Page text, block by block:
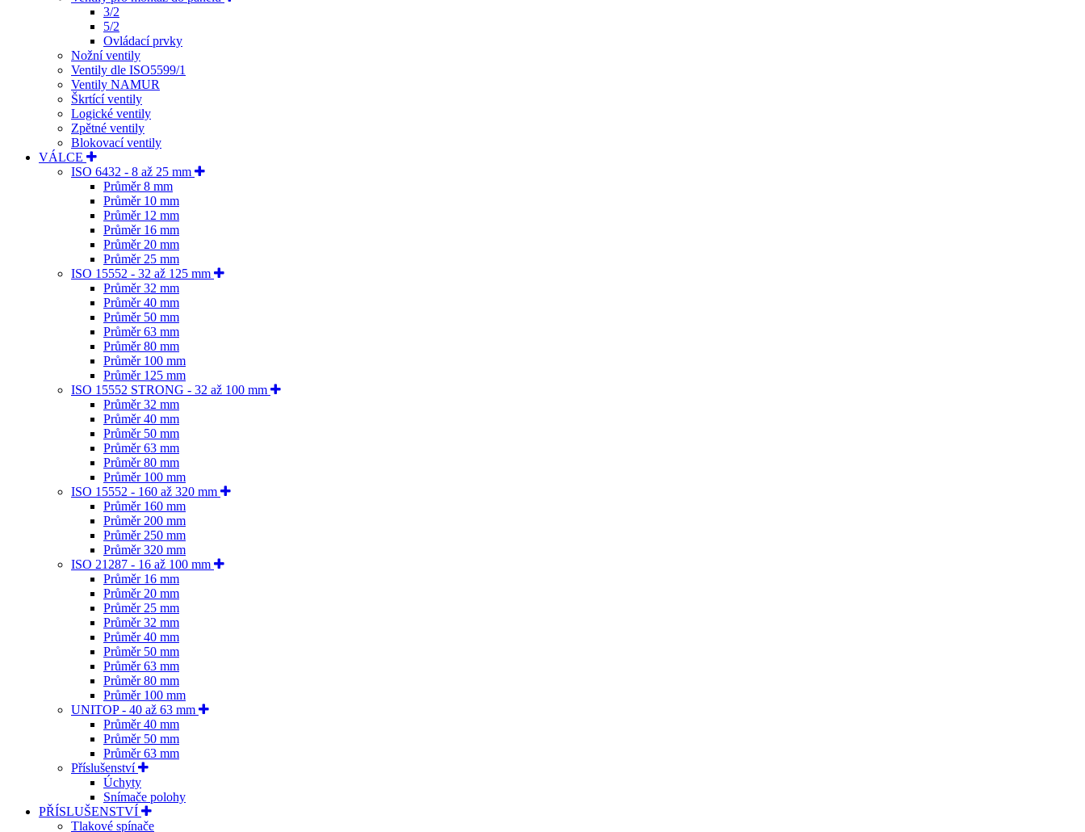
3/2
5/2
Ovládací prvky
Nožní ventily
Ventily dle ISO5599/1
Ventily NAMUR
Škrtící ventily
Logické ventily
Zpětné ventily
Blokovací ventily
VÁLCE
ISO 6432 - 8 až 25 mm
Průměr 8 mm
Průměr 10 mm
Průměr 12 mm
Průměr 16 mm
Průměr 20 mm
Průměr 25 mm
ISO 15552 - 32 až 125 mm
Průměr 32 mm
Průměr 40 mm
Průměr 50 mm
Průměr 63 mm
Průměr 80 mm
Průměr 100 mm
Průměr 125 mm
ISO 15552 STRONG - 32 až 100 mm
Průměr 32 mm
Průměr 40 mm
Průměr 50 mm
Průměr 63 mm
Průměr 80 mm
Průměr 100 mm
ISO 15552 - 160 až 320 mm
Průměr 160 mm
Průměr 200 mm
Průměr 250 mm
Průměr 320 mm
ISO 21287 - 16 až 100 mm
Průměr 16 mm
Průměr 20 mm
Průměr 25 mm
Průměr 32 mm
Průměr 40 mm
Průměr 50 mm
Průměr 63 mm
Průměr 80 mm
Průměr 100 mm
UNITOP - 40 až 63 mm
Průměr 40 mm
Průměr 50 mm
Průměr 63 mm
Příslušenství
Úchyty
Snímače polohy
PŘÍSLUŠENSTVÍ
Tlakové spínače